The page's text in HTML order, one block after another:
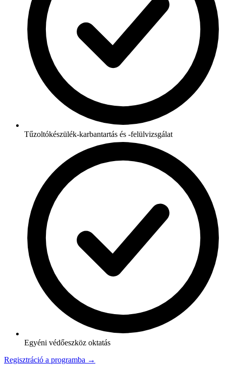
Tűzoltókészülék-karbantartás és -felülvizsgálat
Egyéni védőeszköz oktatás
Regisztráció a programba →